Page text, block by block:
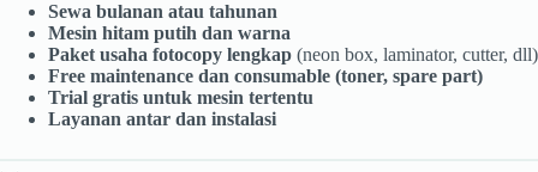
Sewa bulanan atau tahunan
Mesin hitam putih dan warna
Paket usaha fotocopy lengkap (neon box, laminator, cutter, dll)
Free maintenance dan consumable (toner, spare part)
Trial gratis untuk mesin tertentu
Layanan antar dan instalasi